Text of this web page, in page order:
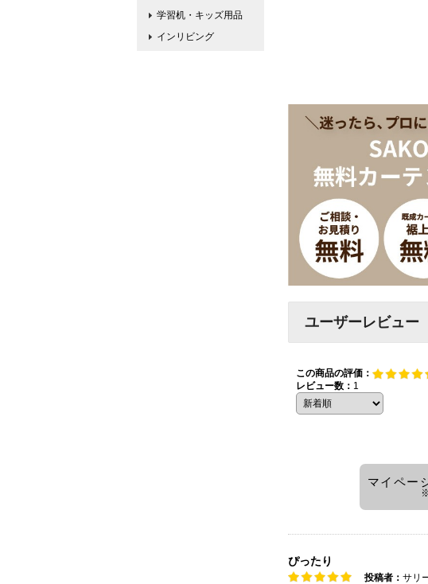
ユーザーレビュー
この商品の評価：
レビュー数： 1
マイペー
ぴったり
投稿者： サリ
学習机・キッズ用品
インリビング